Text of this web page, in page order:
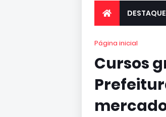
Página inicial
Cursos